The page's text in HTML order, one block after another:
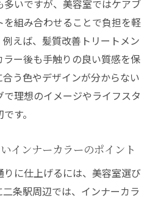
でも楽しめる美容室のインナ
るヘアケアとアフターケア
カラーを見つけるコツ
セリングで理想の色を見つ
インナーカラーを美容室で
いですが、美容室ではケアブ
を組み合わせることで負担を軽
えば、髪質改善トリートメン
ラー後も手触りの良い質感を保
う色やデザインが分からない
理想のイメージやライフスタ
す。
インナーカラーのポイント
に仕上げるには、美容室選び
条駅周辺では、インナーカラ